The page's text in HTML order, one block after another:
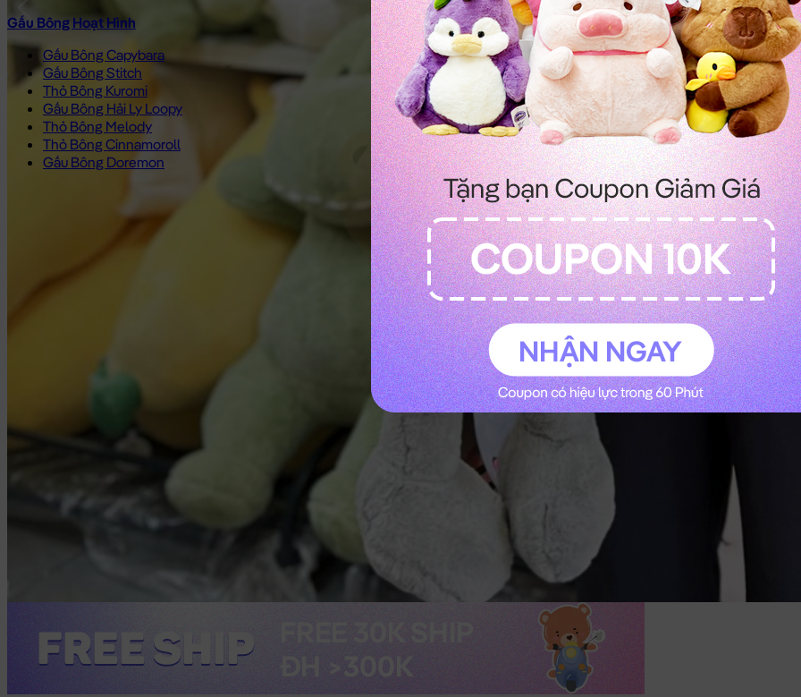
Gấu Bông Hoạt Hình
Gấu Bông Capybara
Gấu Bông Stitch
Thỏ Bông Kuromi
Gấu Bông Hải Ly Loopy
Thỏ Bông Melody
Thỏ Bông Cinnamoroll
Gấu Bông Doremon